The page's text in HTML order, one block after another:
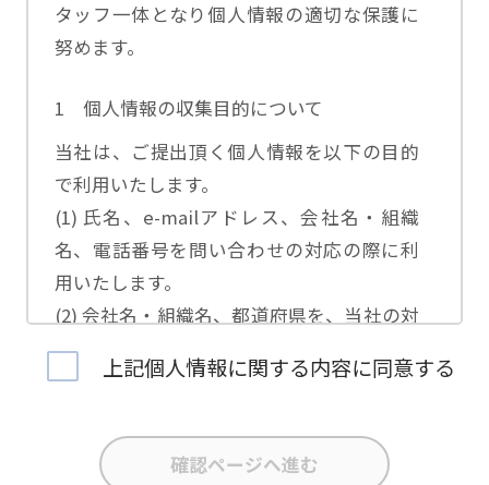
タッフ一体となり個人情報の適切な保護に
努めます。
1 個人情報の収集目的について
当社は、ご提出頂く個人情報を以下の目的
で利用いたします。
(1) 氏名、e-mailアドレス、会社名・組織
名、電話番号を問い合わせの対応の際に利
用いたします。
(2) 会社名・組織名、都道府県を、当社の対
応担当者の振り分けに利用いたします。
(3) お問合せ内容について集計分析を行い、
業活動の参考にいたします。
(4) 氏名、e-mailアドレス、会社名・組織
上記個人情報に関する内容に同意する